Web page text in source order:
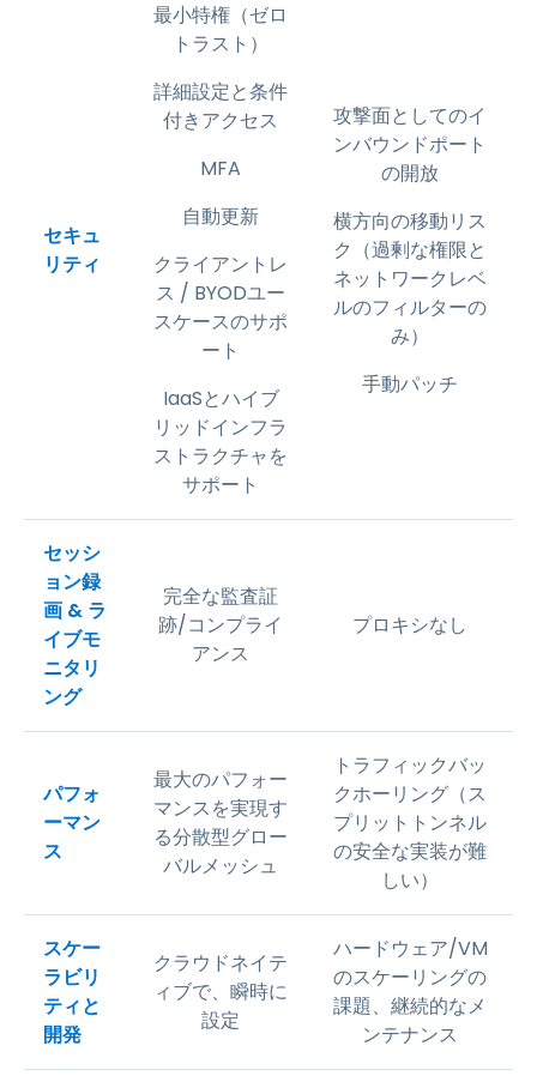
セキュ
リティ
最小特権（ゼロ
トラスト）
詳細設定と条件
付きアクセス
MFA
自動更新
クライアントレ
ス / BYODユー
スケースのサポ
ート
IaaSとハイブ
リッドインフラ
ストラクチャを
サポート
攻撃面としてのイ
ンバウンドポート
の開放
横方向の移動リス
ク（過剰な権限と
ネットワークレベ
ルのフィルターの
み）
手動パッチ
セッシ
ョン録
画 & ラ
イブモ
ニタリ
ング
完全な監査証
跡/コンプライ
アンス
プロキシなし
パフォ
ーマン
ス
最大のパフォー
マンスを実現す
る分散型グロー
バルメッシュ
トラフィックバッ
クホーリング（ス
プリットトンネル
の安全な実装が難
しい）
スケー
ラビリ
ティと
開発
クラウドネイテ
ィブで、瞬時に
設定
ハードウェア/VM
のスケーリングの
課題、継続的なメ
ンテナンス